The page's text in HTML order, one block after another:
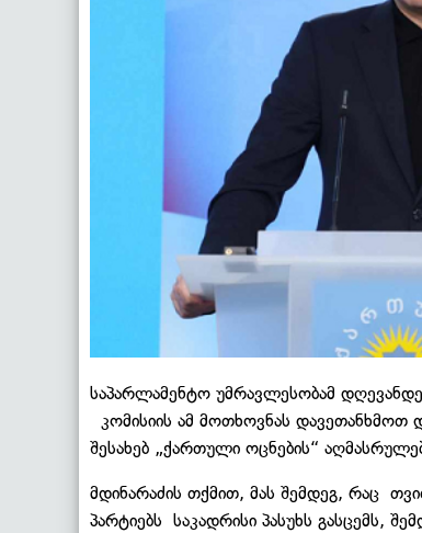
საპარლამენტო უმრავლესობამ
კომისიის ამ მოთხოვნას დავეთანხმოთ
შესახებ „ქართული ოცნების“
მდინარაძის თქმით, მას შემდეგ, რაც
პარტიებს საკადრისი პასუხს გასცემს,